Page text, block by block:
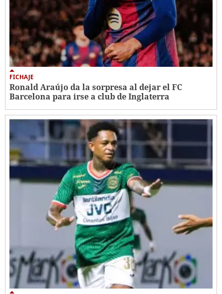
FICHAJE
Ronald Araújo da la sorpresa al dejar el FC
Barcelona para irse a club de Inglaterra